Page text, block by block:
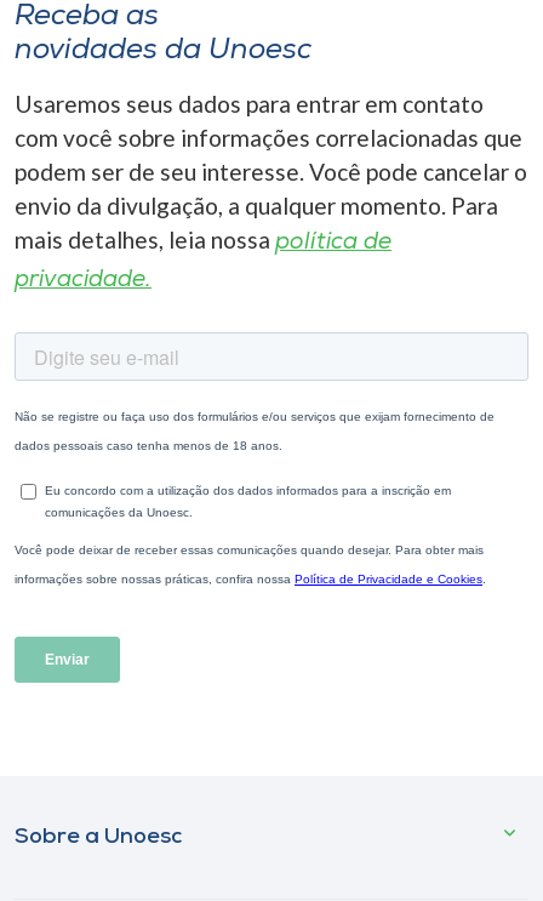
Receba as
novidades da Unoesc
Usaremos seus dados para entrar em contato
com você sobre informações correlacionadas que
podem ser de seu interesse. Você pode cancelar o
envio da divulgação, a qualquer momento. Para
mais detalhes, leia nossa política de
privacidade.
Sobre a Unoesc